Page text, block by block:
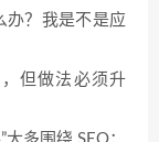
办？我是不是应
但做法必须升